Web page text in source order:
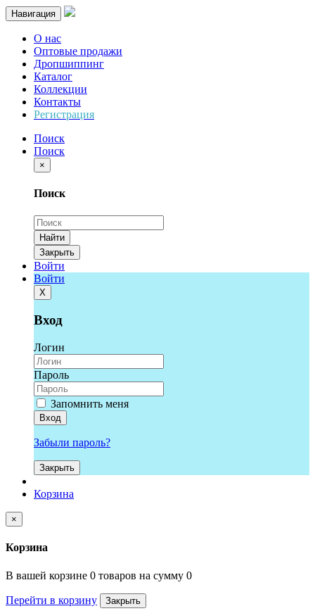
Навигация
О нас
Оптовые продажи
Дропшиппинг
Каталог
Коллекции
Контакты
Регистрация
Поиск
Поиск
×
Поиск
Найти
Закрыть
Войти
Войти
Х
Вход
Логин
Пароль
Запомнить меня
Вход
Забыли пароль?
Закрыть
Корзина
×
Корзина
В вашей корзине 0 товаров на сумму 0
Перейти в корзину Закрыть